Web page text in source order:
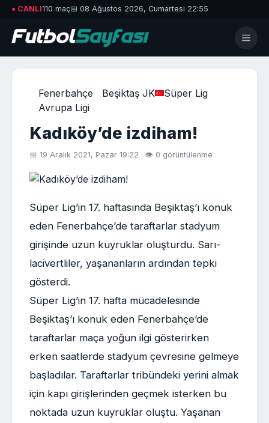
● CANLI110 maç📅 08 Ağustos 2026, Cumartesi 22:55
Fenerbahçe Beşiktaş JK
Süper Lig
Avrupa Ligi
Kadıköy’de izdiham!
📅 19 Aralık 2021, Pazar 19:22 · 👁 0 görüntülenme
Süper Lig’in 17. haftasında Beşiktaş’ı konuk
eden Fenerbahçe’de taraftarlar stadyum
girişinde uzun kuyruklar oluşturdu. Sarı-
lacivertliler, yaşananların ardından tepki
gösterdi.
Süper Lig’in 17. hafta mücadelesinde
Beşiktaş’ı konuk eden Fenerbahçe’de
taraftarlar maça yoğun ilgi gösterirken
erken saatlerde stadyum çevresine gelmeye
başladılar. Taraftarlar tribündeki yerini almak
için kapı girişlerinden geçmek isterken bu
noktada uzun kuyruklar oluştu. Yaşanan